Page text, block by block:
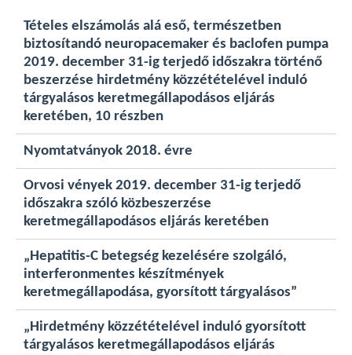
Tételes elszámolás alá eső, természetben
biztosítandó neuropacemaker és baclofen pumpa
2019. december 31-ig terjedő időszakra történő
beszerzése hirdetmény közzétételével induló
tárgyalásos keretmegállapodásos eljárás
keretében, 10 részben
Nyomtatványok 2018. évre
Orvosi vények 2019. december 31-ig terjedő
időszakra szóló közbeszerzése
keretmegállapodásos eljárás keretében
„Hepatitis-C betegség kezelésére szolgáló,
interferonmentes készítmények
keretmegállapodása, gyorsított tárgyalásos”
„Hirdetmény közzétételével induló gyorsított
tárgyalásos keretmegállapodásos eljárás